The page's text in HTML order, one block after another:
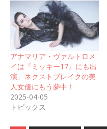
アナマリア・ヴァルトロメ
イは『ミッキー17』にも出
演、ネクストブレイクの美
人女優にもう夢中！
2025-04-05
トピックス